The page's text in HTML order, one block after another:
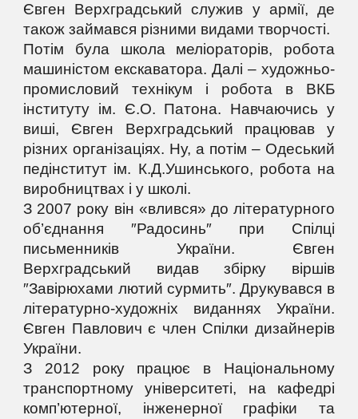
Євген Верхградський служив у армії, де
також займався різними видами творчості.
Потім була школа меліораторів, робота
машиністом екскаватора. Далі – художньо-
промисловий технікум і робота в ВКБ
інституту ім. Є.О. Патона. Навчаючись у
виші, Євген Верхградський працював у
різних організаціях. Ну, а потім – Одеський
педінститут ім. К.Д.Ушинського, робота на
виробництвах і у школі.
З 2007 року він «влився» до літературного
об’єднання ″Радосинь″ при Спілці
письменників України. Євген
Верхградський видав збірку віршів
″Завірюхами лютий сурмить″. Друкувався в
літературно-художніх виданнях України.
Євген Павлович є член Спілки дизайнерів
України.
З 2012 року працює в Національному
транспортному університеті, на кафедрі
комп’ютерної, інженерної графіки та